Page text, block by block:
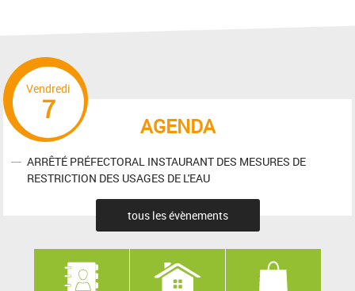
AGENDA
Vendredi
7
ARRÊTÉ PRÉFECTORAL INSTAURANT DES MESURES DE
RESTRICTION DES USAGES DE L'EAU
tous les évènements